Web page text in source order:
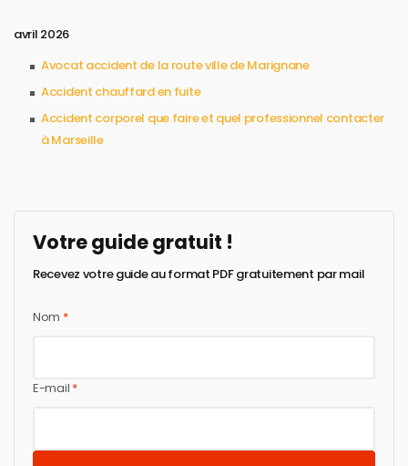
avril 2026
Avocat accident de la route ville de Marignane
Accident chauffard en fuite
Accident corporel que faire et quel professionnel contacter
à Marseille
Votre guide gratuit !
Recevez votre guide au format PDF gratuitement par mail
Nom *
E-mail *